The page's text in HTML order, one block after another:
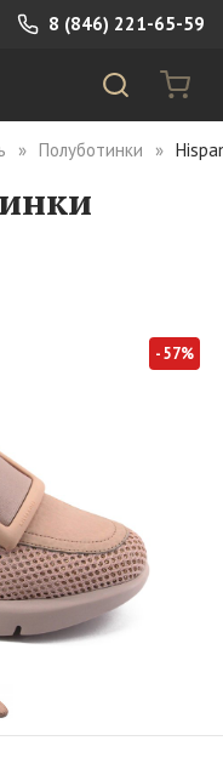
8 (846) 221-65-59
Полуботинки
- 57%